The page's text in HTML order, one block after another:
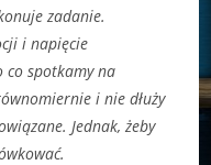
zadanie.
i napięcie
co spotkamy na
i nie dłuży
Jednak, żeby